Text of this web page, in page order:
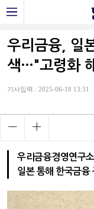
우리금융, 일
색…"고령화
기사입력 : 2025-06-18 13:31
우리금융경영연구
일본 통해 한국금융